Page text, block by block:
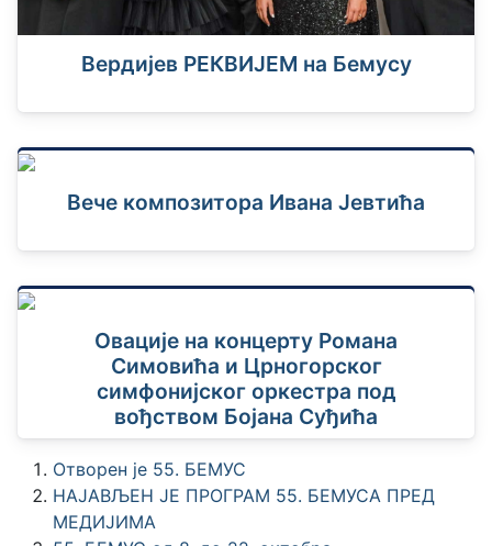
Вердијев РЕКВИЈЕМ на Бемусу
Вече композитора Ивана Јевтића
Овације на концерту Романа
Симовића и Црногорског
симфонијског оркестра под
вођством Бојана Суђића
Отворен је 55. БЕМУС
НАЈАВЉЕН ЈЕ ПРОГРАМ 55. БЕМУСА ПРЕД
МЕДИЈИМА